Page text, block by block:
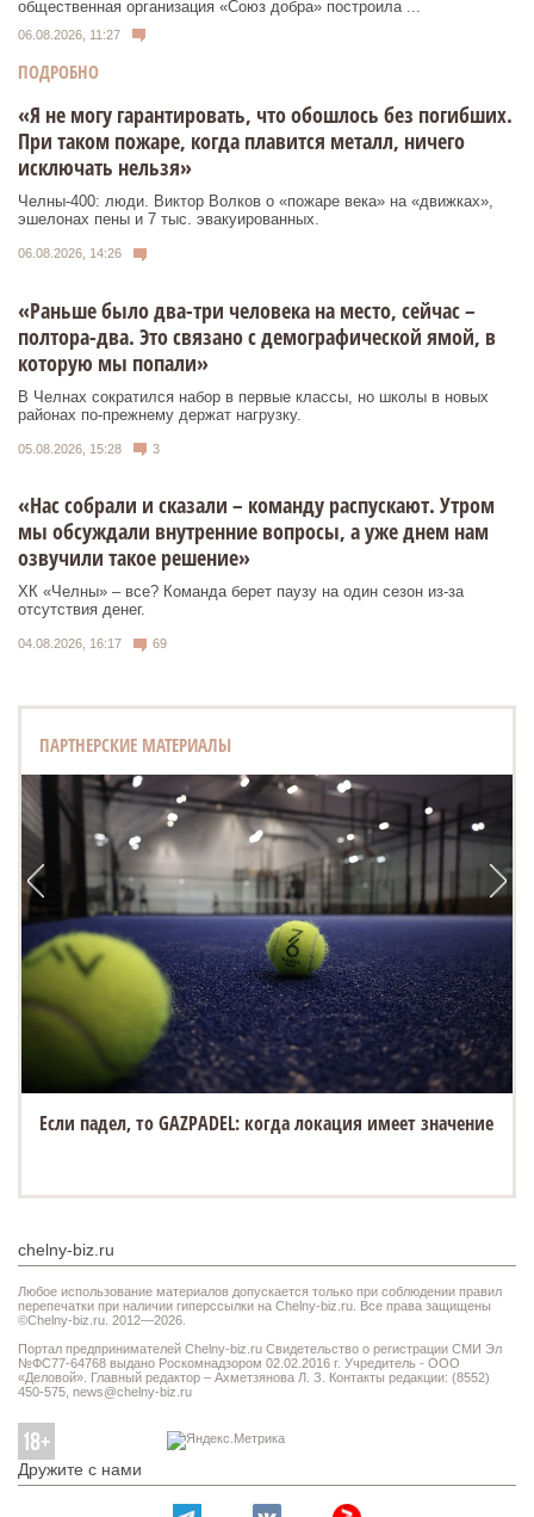
общественная организация «Союз добра» построила ...
06.08.2026, 11:27
ПОДРОБНО
«Я не могу гарантировать, что обошлось без погибших.
При таком пожаре, когда плавится металл, ничего
исключать нельзя»
Челны-400: люди. Виктор Волков о «пожаре века» на «движках»,
эшелонах пены и 7 тыс. эвакуированных.
06.08.2026, 14:26
«Раньше было два-три человека на место, сейчас –
полтора-два. Это связано с демографической ямой, в
которую мы попали»
В Челнах сократился набор в первые классы, но школы в новых
районах по-прежнему держат нагрузку.
05.08.2026, 15:28 3
«Нас собрали и сказали – команду распускают. Утром
мы обсуждали внутренние вопросы, а уже днем нам
озвучили такое решение»
ХК «Челны» – все? Команда берет паузу на один сезон из-за
отсутствия денег.
04.08.2026, 16:17 69
ПАРТНЕРСКИЕ МАТЕРИАЛЫ
Если падел, то GAZPADEL: когда локация имеет значение
chelny-biz.ru
Любое использование материалов допускается только при соблюдении правил
перепечатки при наличии гиперссылки на Chelny-biz.ru. Все права защищены
©Chelny-biz.ru. 2012—2026.
Портал предпринимателей Chelny-biz.ru Свидетельство о регистрации СМИ Эл
№ФС77-64768 выдано Роскомнадзором 02.02.2016 г. Учредитель - ООО
«Деловой». Главный редактор – Ахметзянова Л. З. Контакты редакции: (8552)
450-575, news@chelny-biz.ru
Дружите с нами